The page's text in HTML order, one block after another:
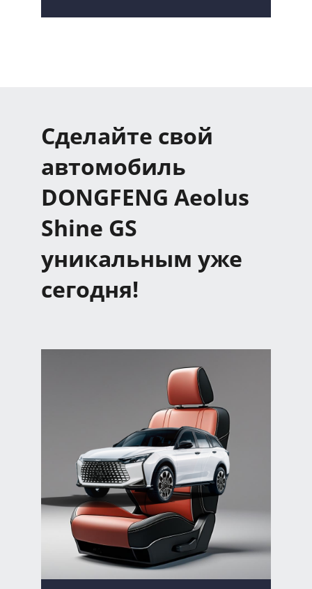
Сделайте свой
автомобиль
DONGFENG Aeolus
Shine GS
уникальным уже
сегодня!